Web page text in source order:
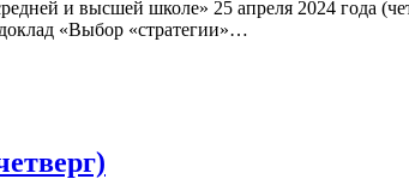
и высшей школе» 25 апреля 2024
«Выбор «стратегии»…